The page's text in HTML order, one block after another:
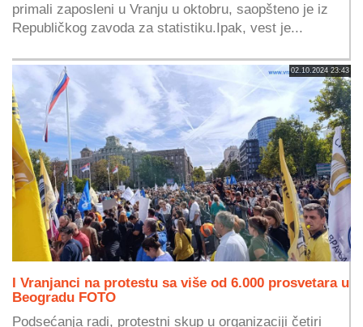
primali zaposleni u Vranju u oktobru, saopšteno je iz
Republičkog zavoda za statistiku.Ipak, vest je...
02.10.2024 23:43
I Vranjanci na protestu sa više od 6.000 prosvetara u
Beogradu FOTO
Podsećanja radi, protestni skup u organizaciji četiri